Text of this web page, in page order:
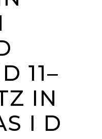
11–
IN
I D